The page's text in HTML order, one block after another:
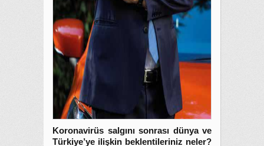
Koronavirüs salgını sonrası dünya ve
Türkiye’ye ilişkin beklentileriniz neler?